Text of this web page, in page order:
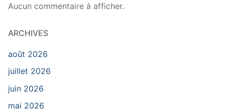
Aucun commentaire à afficher.
ARCHIVES
août 2026
juillet 2026
juin 2026
mai 2026